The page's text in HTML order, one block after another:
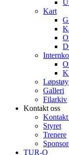
Kart
Løpstøy
Galleri
Filarkiv
Kontakt oss
Kontakt
Styret
Trenere
TUR-O